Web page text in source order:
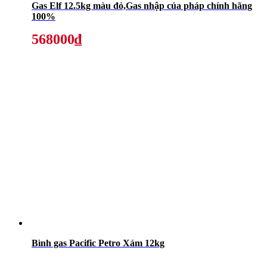
Gas Elf 12.5kg màu đỏ,Gas nhập của pháp chính hãng
100%
568000₫
Bình gas Pacific Petro Xám 12kg